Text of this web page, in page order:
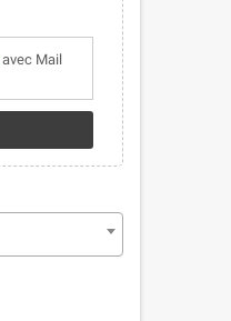
avec Mail